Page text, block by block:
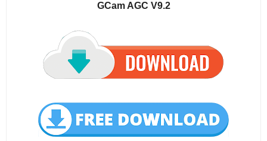
GCam AGC V9.2